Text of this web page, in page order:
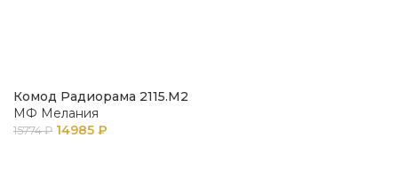
Комод Радиорама 2115.М2
МФ Мелания
15774₽ 14985 ₽